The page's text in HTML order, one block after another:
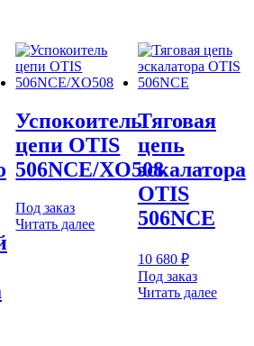
Успокоитель
цепи OTIS
506NCE/XO508
Под заказ
Читать далее
Тяговая
цепь
эскалатора
OTIS
506NCE
10 680 ₽
Под заказ
Читать далее